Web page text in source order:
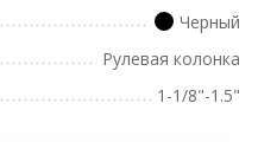
Черный
Рулевая колонка
1-1/8"-1.5"